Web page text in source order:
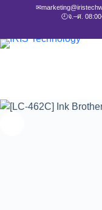
✉
🕘จ.–ศ.